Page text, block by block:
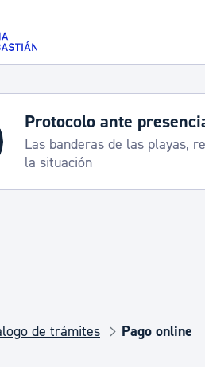
y asuntos personales
Protocolo ante
Las banderas de las playas,
la situación
de trámites Pago online